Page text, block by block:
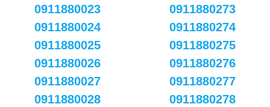
0911880023
0911880024
0911880025
0911880026
0911880027
0911880028
0911880273
0911880274
0911880275
0911880276
0911880277
0911880278